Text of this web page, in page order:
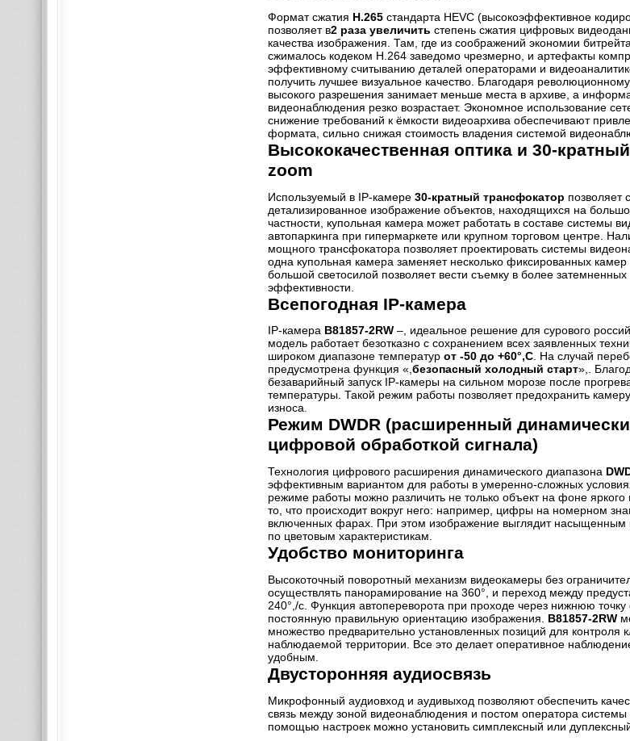
Формат сжатия H.265 стандарта HEVC (высокоэффективное
позволяет в2 раза увеличить степень сжатия цифровых
качества изображения. Там, где из соображений экономии
сжималось кодеком Н.264 заведомо чрезмерно, и артефакты
эффективному считыванию деталей операторами и
получить лучшее визуальное качество. Благодаря
высокого разрешения занимает меньше места в архиве, а
видеонаблюдения резко возрастает. Экономное использование
снижение требований к ёмкости видеоархива обеспечивают
формата, сильно снижая стоимость владения системой
Высококачественная оптика и 30-
zoom
Используемый в IP-камере 30-кратный трансфокатор позволяет
детализированное изображение объектов, находящихся на
частности, купольная камера может работать в составе системы
автопаркинга при гипермаркете или крупном торговом центре.
мощного трансфокатора позволяет проектировать системы
одна купольная камера заменяет несколько фиксированных
большой светосилой позволяет вести съемку в более
эффективности.
Всепогодная IP-камера
IP-камера B81857-2RW –, идеальное решение для сурового
модель работает безотказно с сохранением всех заявленных
широком диапазоне температур от -50 до +60°,С. На случай
предусмотрена функция «,безопасный холодный старт»,.
безаварийный запуск IP-камеры на сильном морозе после
температуры. Такой режим работы позволяет предохранить
износа.
Режим DWDR (расширенный
цифровой обработкой сигнала)
Технология цифрового расширения динамического диапазона
эффективным вариантом для работы в умеренно-сложных
режиме работы можно различить не только объект на фоне яркого
то, что происходит вокруг него: например, цифры на номерном
включенных фарах. При этом изображение выглядит насыщенным
по цветовым характеристикам.
Удобство мониторинга
Высокоточный поворотный механизм видеокамеры без
осуществлять панорамирование на 360°, и переход между
240°,/с. Функция автопереворота при проходе через нижнюю точку
постоянную правильную ориентацию изображения. B81857-2RW
множество предварительно установленных позиций для контроля
наблюдаемой территории. Все это делает оперативное
удобным.
Двусторонняя аудиосвязь
Микрофонный аудиовход и аудивыход позволяют обеспечить
связь между зоной видеонаблюдения и постом оператора
помощью настроек можно установить симплексный или